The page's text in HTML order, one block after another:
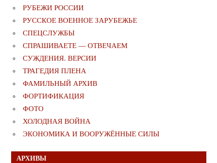
РУБЕЖИ РОССИИ
РУССКОЕ ВОЕННОЕ ЗАРУБЕЖЬЕ
СПЕЦСЛУЖБЫ
СПРАШИВАЕТЕ — ОТВЕЧАЕМ
СУЖДЕНИЯ. ВЕРСИИ
ТРАГЕДИЯ ПЛЕНА
ФАМИЛЬНЫЙ АРХИВ
ФОРТИФИКАЦИЯ
ФОТО
ХОЛОДНАЯ ВОЙНА
ЭКОНОМИКА И ВООРУЖЁННЫЕ СИЛЫ
АРХИВЫ